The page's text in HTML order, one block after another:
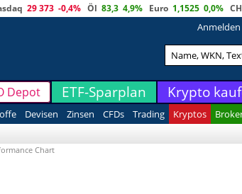
29 373 -0,4% Öl 83,3 4,9% Euro 1,1525 0,0%
Anmelden
Depot ETF-Sparplan Krypto
Devisen Zinsen CFDs Trading Kryptos
Chart